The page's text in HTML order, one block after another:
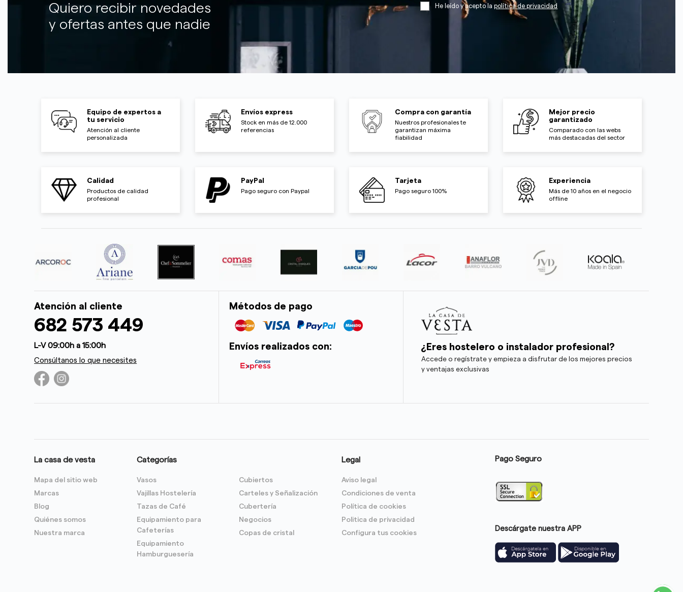
Quiero recibir novedades
y ofertas antes que nadie
He leído y acepto lapolítica de privacidad
Equipo de expertos a
tu servicio
Atención al cliente
personalizada
Envíos express
Stock en más de 12.000
referencias
Compra con garantía
Nuestros profesionales te
garantizan máxima
fiabilidad
Mejor precio
garantizado
Comparado con las webs
más destacadas del sector
Calidad
Productos de calidad
profesional
PayPal
Pago seguro con Paypal
Tarjeta
Pago seguro 100%
Experiencia
Más de 10 años en el negocio
offline
Atención al cliente
682 573 449
L-V 09:00h a 15:00h
Consúltanos lo que necesites
Métodos de pago
Envíos realizados con: ¿Eres hostelero o instalador profesional?
Accede o regístrate y empieza a disfrutar de los mejores precios
y ventajas exclusivas
La casa de vesta
Mapa del sitio web
Marcas
Blog
Quiénes somos
Nuestra marca
Categorías
Vasos
Vajillas Hostelería
Tazas de Café
Equipamiento para
Cafeterías
Equipamiento
Hamburguesería
Cubiertos
Carteles y Señalización
Cubertería
Negocios
Copas de cristal
Legal
Aviso legal
Condiciones de venta
Política de cookies
Politica de privacidad
Configura tus cookies
Pago Seguro
Descárgate nuestra APP